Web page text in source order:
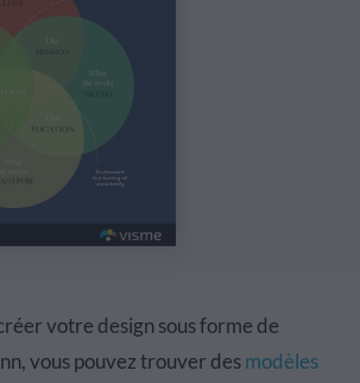
votre design sous forme de
vous pouvez trouver desmodèles